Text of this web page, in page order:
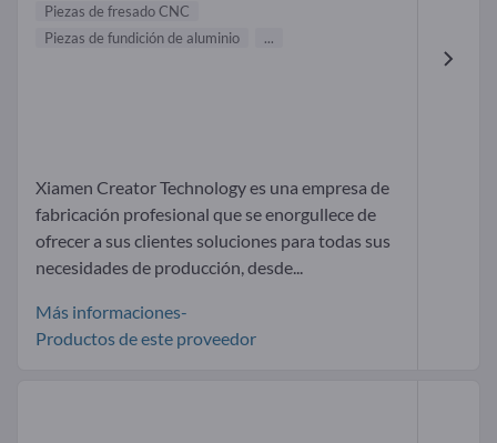
Piezas de fresado CNC
Piezas de fundición de aluminio
...
Xiamen Creator Technology es una empresa de
fabricación profesional que se enorgullece de
ofrecer a sus clientes soluciones para todas sus
necesidades de producción, desde...
Más informaciones-
Productos de este proveedor